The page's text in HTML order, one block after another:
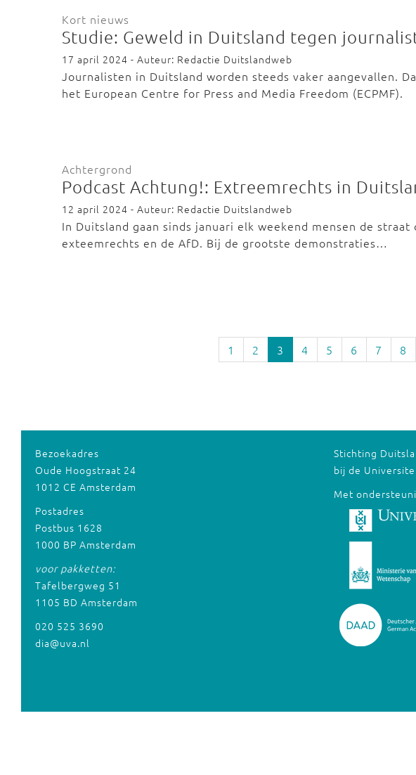
Kort nieuws
Studie: Geweld in Duitsland tegen
17 april 2024 - Auteur: Redactie Duitslandweb
Journalisten in Duitsland worden steeds vaker aangevallen.
het European Centre for Press and Media Freedom (ECPMF).
Achtergrond
Podcast Achtung!: Extreemrechts in
12 april 2024 - Auteur: Redactie Duitslandweb
In Duitsland gaan sinds januari elk weekend mensen de
exteemrechts en de AfD. Bij de grootste demonstraties…
1 2 3 4 5 6 7 8
Bezoekadres
Oude Hoogstraat 24
1012 CE Amsterdam
Postadres
Postbus 1628
1000 BP Amsterdam
voor pakketten:
Tafelbergweg 51
1105 BD Amsterdam
020 525 3690
dia@uva.nl
Stichting
bij de
Met